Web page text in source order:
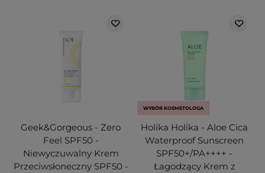
Geek&Gorgeous - Zero
Feel SPF50 -
Niewyczuwalny Krem
Przeciwsłoneczny SPF50 -
WYBÓR KOSMETOLOGA
Holika Holika - Aloe Cica
Waterproof Sunscreen
SPF50+/PA++++ -
Łagodzący Krem z